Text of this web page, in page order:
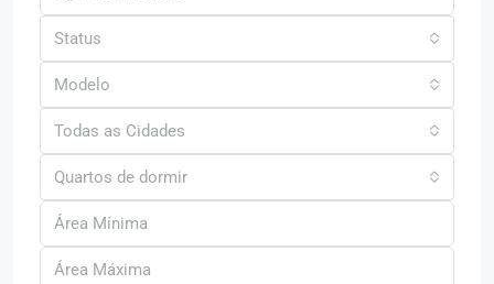
Status
Modelo
Todas as Cidades
Quartos de dormir